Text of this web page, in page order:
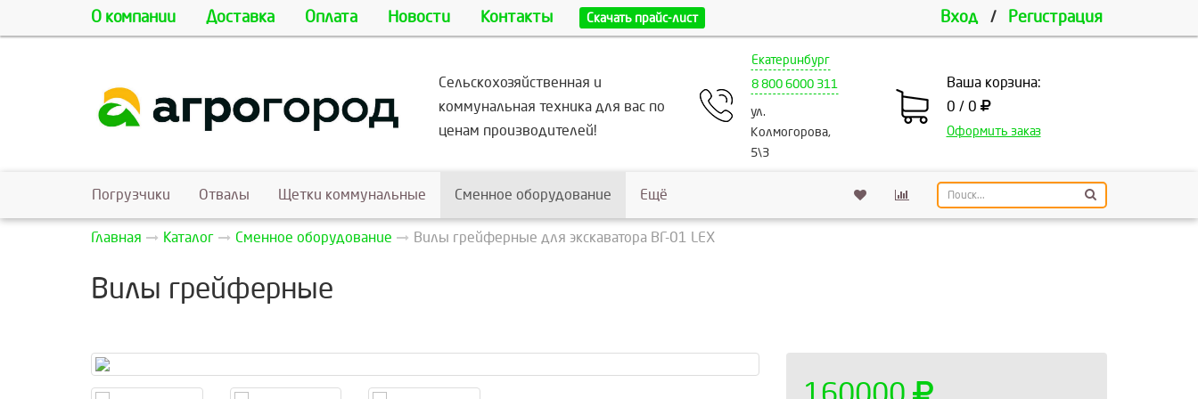
О компании Доставка Оплата Новости Контакты Скачать прайс-лист Вход / Регистрация
Сельскохозяйственная и
коммунальная техника для вас по
ценам производителей!
Екатеринбург
8 800 6000 311
ул.
Колмогорова,
5\3
Ваша корзина:
0 / 0
Оформить заказ
Погрузчики Отвалы Щетки коммунальные Сменное оборудование Ещё
Главная Каталог Сменное оборудование Вилы грейферные для экскаватора ВГ-01 LEX
Вилы грейферные